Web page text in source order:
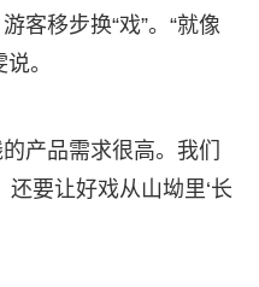
客移步换“戏”。“就像
。
产品需求很高。我们
还要让好戏从山坳里‘长